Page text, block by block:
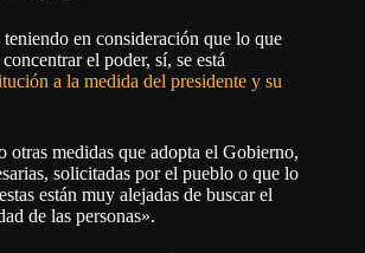
en consideración que lo que
el poder, sí, se está
a la medida del presidente y su
otras medidas que adopta el Gobierno,
solicitadas por el pueblo o que lo
están muy alejadas de buscar el
de las personas».